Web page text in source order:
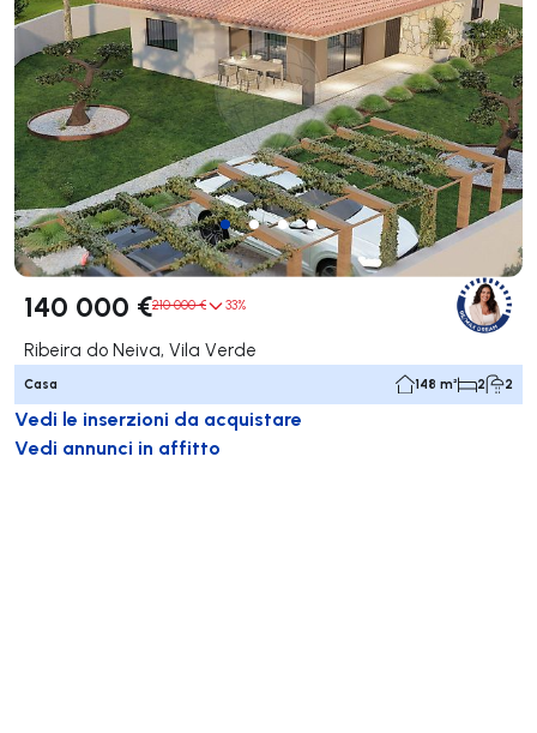
140 000 €210 000 € 33%
Ribeira do Neiva, Vila Verde
Casa 148 m² 2 2
Vedi le inserzioni da acquistare
Vedi annunci in affitto